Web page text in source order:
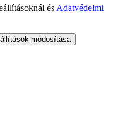
és Adatvédelmi
módosítása